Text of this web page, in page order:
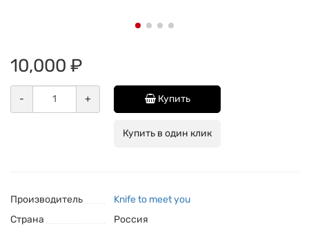
10,000 ₽
- + Купить
Купить в один клик
Производитель
Knife to meet you
Страна
Россия